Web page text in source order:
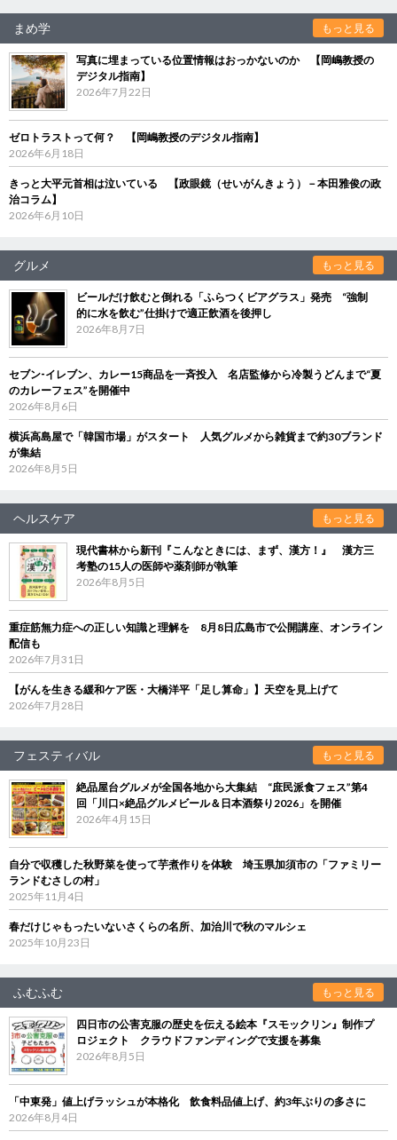
まめ学 もっと見る
写真に埋まっている位置情報はおっかないのか 【岡嶋教授の
デジタル指南】
2026年7月22日
ゼロトラストって何？ 【岡嶋教授のデジタル指南】
2026年6月18日
きっと大平元首相は泣いている 【政眼鏡（せいがんきょう）－本田雅俊の政
治コラム】
2026年6月10日
グルメ もっと見る
ビールだけ飲むと倒れる「ふらつくビアグラス」発売 “強制
的に水を飲む”仕掛けで適正飲酒を後押し
2026年8月7日
セブン‐イレブン、カレー15商品を一斉投入 名店監修から冷製うどんまで“夏
のカレーフェス”を開催中
2026年8月6日
横浜高島屋で「韓国市場」がスタート 人気グルメから雑貨まで約30ブランド
が集結
2026年8月5日
ヘルスケア もっと見る
現代書林から新刊『こんなときには、まず、漢方！』 漢方三
考塾の15人の医師や薬剤師が執筆
2026年8月5日
重症筋無力症への正しい知識と理解を 8月8日広島市で公開講座、オンライン
配信も
2026年7月31日
【がんを生きる緩和ケア医・大橋洋平「足し算命」】天空を見上げて
2026年7月28日
フェスティバル もっと見る
絶品屋台グルメが全国各地から大集結 “庶民派食フェス”第4
回「川口×絶品グルメビール＆日本酒祭り2026」を開催
2026年4月15日
自分で収穫した秋野菜を使って芋煮作りを体験 埼玉県加須市の「ファミリー
ランドむさしの村」
2025年11月4日
春だけじゃもったいないさくらの名所、加治川で秋のマルシェ
2025年10月23日
ふむふむ もっと見る
四日市の公害克服の歴史を伝える絵本『スモックリン』制作プ
ロジェクト クラウドファンディングで支援を募集
2026年8月5日
「中東発」値上げラッシュが本格化 飲食料品値上げ、約3年ぶりの多さに
2026年8月4日